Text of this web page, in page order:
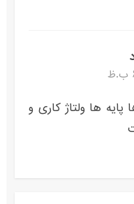
ها ولتاژ کاری و